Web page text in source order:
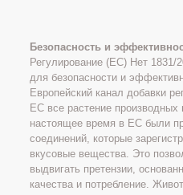
Безопасность и
Регулирование (EC) Нет 1831/
для безопасности и
Европейский канал добавки
ЕС все растение
настоящее время в ЕС были
соединений, которые
вкусовые вещества. Это
выдвигать претензии,
качества и потребление.